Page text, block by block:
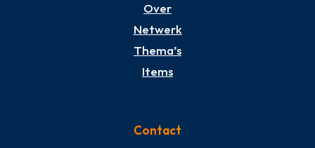
Over
Netwerk
Thema’s
Items
Contact